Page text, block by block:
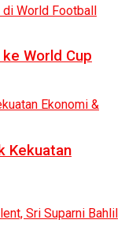
ke World Cup
Kekuatan